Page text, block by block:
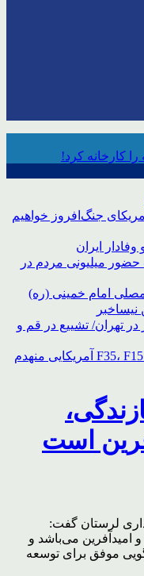
کارخانه کرد!
جنگ‌افروز خواهیم
ایران
میلیونی مردم در
مصلی امام خمینی (ره)
رهبر شهید انقلاب؛ 13 تیر در تهران/ تشییع در قم و
محل استقرار جنگنده های F35، F15، F16 آمریکایی منهدم
است
لرستان گفت:
می‌باشد و
موفق برای توسعه